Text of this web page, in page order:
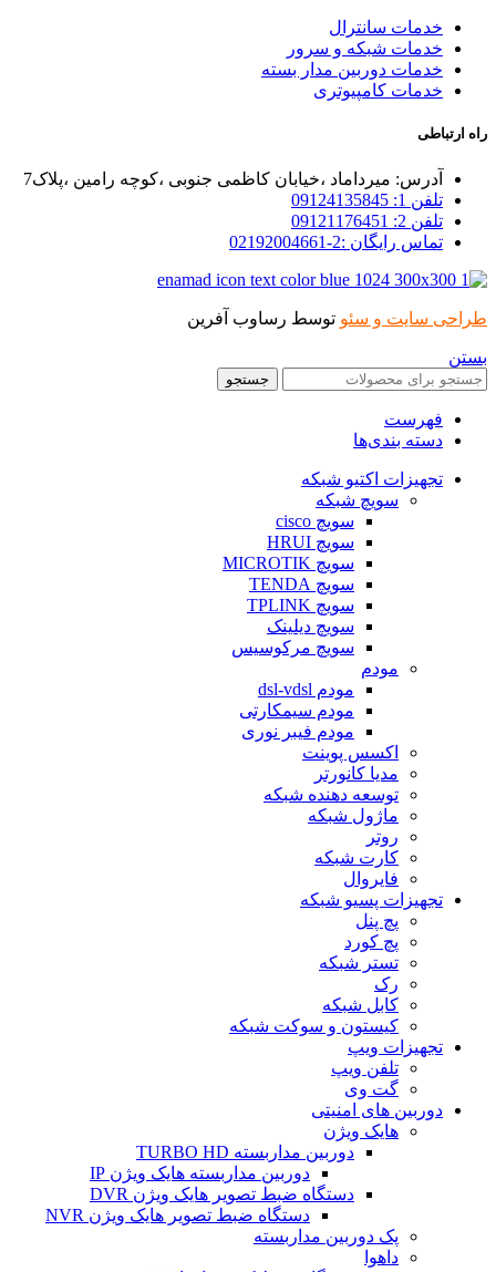
خدمات سانترال
خدمات شبکه و سرور
خدمات دوربین مدار بسته
خدمات کامپیوتری
راه ارتباطی
آدرس: میرداماد ،خیابان کاظمی جنوبی ،کوچه رامین ،پلاک7
تلفن 1: 09124135845
تلفن 2: 09121176451
تماس رایگان :2-02192004661
طراحی سایت و سئو توسط رساوب آفرین
بستن
جستجو
فهرست
دسته بندی‌ها
تجهیزات اکتیو شبکه
سویچ شبکه
سویچ cisco
سویچ HRUI
سویچ MICROTIK
سویچ TENDA
سویچ TPLINK
سویچ دیلینک
سویچ مرکوسیس
مودم
مودم dsl-vdsl
مودم سیمکارتی
مودم فیبر نوری
اکسس پوینت
مدیا کانورتر
توسعه دهنده شبکه
ماژول شبکه
روتر
کارت شبکه
فایروال
تجهیزات پسیو شبکه
پچ پنل
پچ کورد
تستر شبکه
رک
کابل شبکه
کیستون و سوکت شبکه
تجهیزات ویپ
تلفن ویپ
گت وی
دوربین های امنیتی
هایک ویژن
دوربین مداربسته TURBO HD
دوربین مداربسته هایک ویژن IP
دستگاه ضبط تصویر هایک ویژن DVR
دستگاه ضبط تصویر هایک ویژن NVR
پک دوربین مداربسته
داهوا